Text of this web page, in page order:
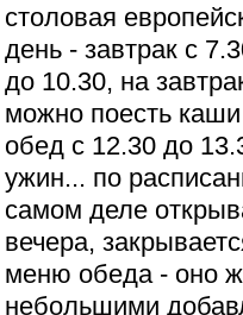
столовая
день - завтрак с
до 10.30, на
можно поесть
обед с 12.30 до
ужин... по
самом деле
вечера,
меню обеда - оно
небольшими